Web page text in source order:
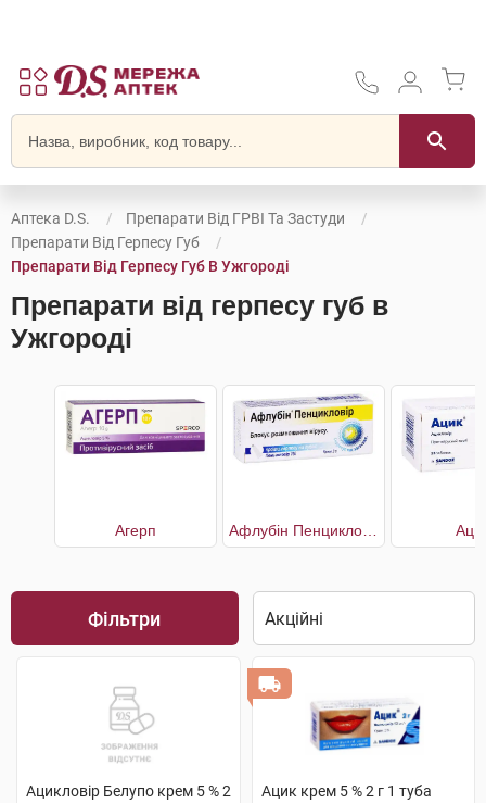
Аптека D.S.
Препарати Від ГРВІ Та Застуди
Препарати Від Герпесу Губ
Препарати Від Герпесу Губ В Ужгороді
Препарати від герпесу губ в
Ужгороді
Агерп
Фільтри
Ацикловір Белупо крем 5 % 2
Ацик крем 5 % 2 г 1 туба